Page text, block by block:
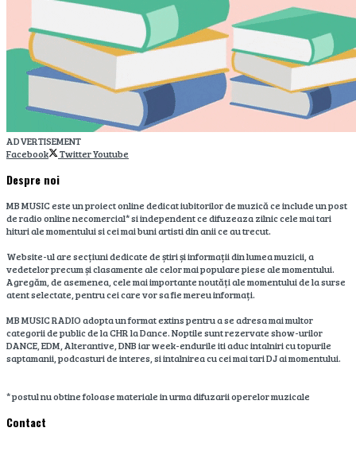
ADVERTISEMENT
Facebook
TwitterYoutube
Despre noi
MB MUSIC este un proiect online dedicat iubitorilor de muzică ce include un post
de radio online necomercial* si independent ce difuzeaza zilnic cele mai tari
hituri ale momentului si cei mai buni artisti din anii ce au trecut.
Website-ul are secțiuni dedicate de știri și informații din lumea muzicii, a
vedetelor precum și clasamente ale celor mai populare piese ale momentului.
Agregăm, de asemenea, cele mai importante noutăți ale momentului de la surse
atent selectate, pentru cei care vor sa fie mereu informați.
MB MUSIC RADIO adopta un format extins pentru a se adresa mai multor
categorii de public de la CHR la Dance. Noptile sunt rezervate show-urilor
DANCE, EDM, Alterantive, DNB iar week-endurile iti aduc intalniri cu topurile
saptamanii, podcasturi de interes, si intalnirea cu cei mai tari DJ ai momentului.
* postul nu obtine foloase materiale in urma difuzarii operelor muzicale
Contact